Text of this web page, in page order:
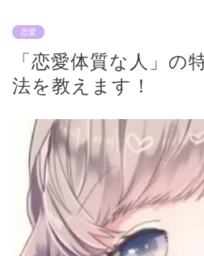
恋愛
「恋愛体質な人」の
法を教えます！